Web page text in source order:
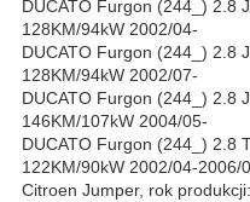
DUCATO Furgon (244_) 2.8
128KM/94kW 2002/04-
DUCATO Furgon (244_) 2.8
128KM/94kW 2002/07-
DUCATO Furgon (244_) 2.8
146KM/107kW 2004/05-
DUCATO Furgon (244_) 2.8
122KM/90kW 2002/04-2006/
Citroen Jumper, rok